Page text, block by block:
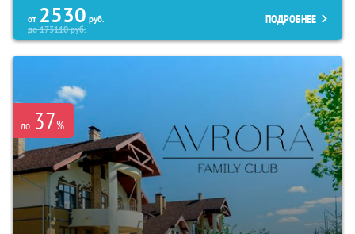
от 2530 руб.
до173110руб.
ПОДРОБНЕЕ
до 37%